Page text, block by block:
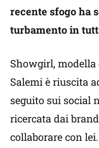
recente sfogo ha
turbamento in
Showgirl, modella
Salemi è riuscita
seguito sui social
ricercata dai
collaborare con lei.